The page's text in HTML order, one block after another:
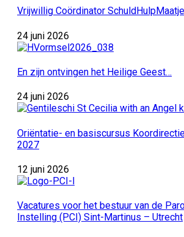
Vrijwillig Coördinator
24 juni 2026
En zijn ontvingen het Heilige Geest…
24 juni 2026
Oriëntatie- en basiscursus
2027
12 juni 2026
Vacatures voor het bestuur van de
Instelling (PCI) Sint-Martinus – Utrecht